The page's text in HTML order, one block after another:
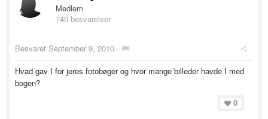
Medlem
740 besvarelser
Besvaret September 9, 2010 ·
Hvad gav I for jeres fotobøger og hvor mange billeder havde I med
bogen?
0